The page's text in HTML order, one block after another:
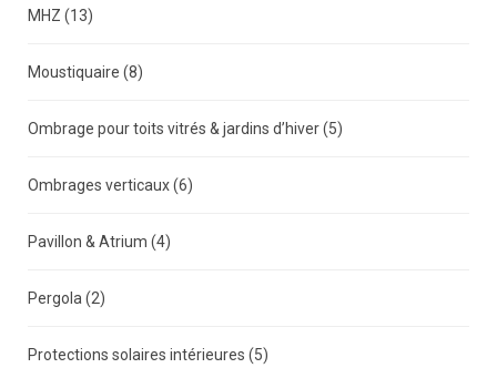
MHZ (13)
Moustiquaire (8)
Ombrage pour toits vitrés & jardins d’hiver(5)
Ombrages verticaux(6)
Pavillon & Atrium (4)
Pergola (2)
Protections solaires intérieures (5)